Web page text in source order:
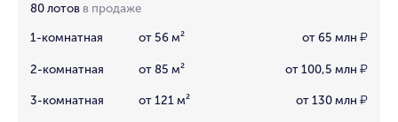
80 лотов в продаже
1-комнатная от 56 м² от 65 млн ₽
2-комнатная от 85 м² от 100,5 млн ₽
3-комнатная от 121 м² от 130 млн ₽